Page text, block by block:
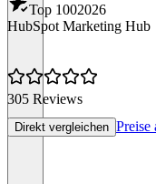
Top 1002026
HubSpot Marketing Hub
305 Reviews
Direkt vergleichen Preise